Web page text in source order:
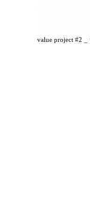
value project #2